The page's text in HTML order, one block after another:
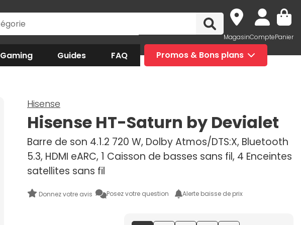
MagasinComptePanier
Gaming Guides FAQ Promos & Bons plans
Hisense
Hisense HT-Saturn by Devialet
Barre de son 4.1.2 720 W, Dolby Atmos/DTS:X, Bluetooth
5.3, HDMI eARC, 1 Caisson de basses sans fil, 4 Enceintes
satellites sans fil
Donnez votre avis Posez votre question Alerte baisse de prix